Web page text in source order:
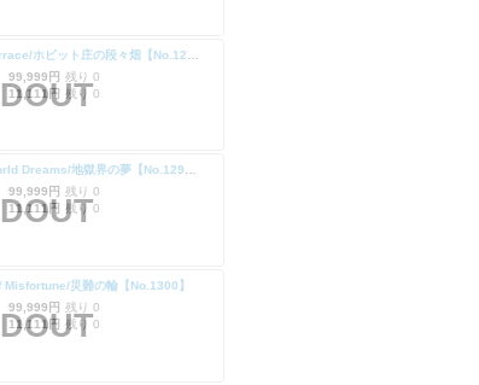
99,999円 残り 0
11,111円 残り 0
(SLD-RB)Underworld Dreams/地獄界の夢【No.1298】
99,999円 残り 0
11,111円 残り 0
災難の輪【No.1300】
99,999円 残り 0
11,111円 残り 0